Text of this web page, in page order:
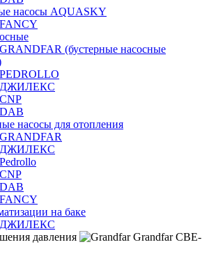
насосы AQUASKY
(бустерные насосные
ДЖИЛЕКС
насосы для отопления
ДЖИЛЕКС
на баке
ДЖИЛЕКС
давления
Grandfar CBE-